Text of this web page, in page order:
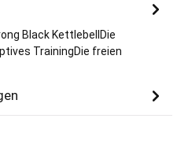
Black KettlebellDie
TrainingDie freien